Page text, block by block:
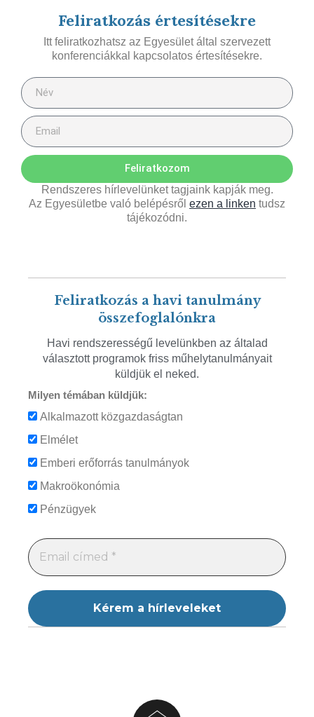
Feliratkozás értesítésekre
Itt feliratkozhatsz az Egyesület által szervezett
konferenciákkal kapcsolatos értesítésekre.
Feliratkozom
Rendszeres hírlevelünket tagjaink kapják meg.
Az Egyesületbe való belépésről ezen a linken tudsz
tájékozódni.
Feliratkozás a havi tanulmány
összefoglalónkra
Havi rendszerességű levelünkben az általad
választott programok friss műhelytanulmányait
küldjük el neked.
Milyen témában küldjük:
Alkalmazott közgazdaságtan
Elmélet
Emberi erőforrás tanulmányok
Makroökonómia
Pénzügyek